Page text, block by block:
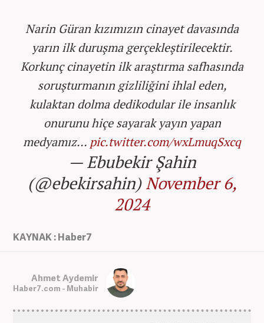
Narin Güran kızımızın cinayet davasında
yarın ilk duruşma gerçekleştirilecektir.
Korkunç cinayetin ilk araştırma safhasında
soruşturmanın gizliliğini ihlal eden,
kulaktan dolma dedikodular ile insanlık
onurunu hiçe sayarak yayın yapan
medyamız… pic.twitter.com/wxLmuqSxcq
— Ebubekir Şahin
(@ebekirsahin)November 6,
2024
KAYNAK : Haber7
Ahmet Aydemir
Haber7.com - Muhabir